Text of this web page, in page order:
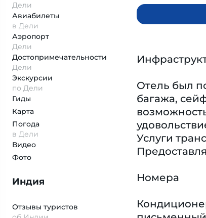
Дели
Авиабилеты
в Дели
Аэропорт
Дели
Достопримеча­тельности
Дели
Экскурсии
по Дели
Гиды
Карта
Погода
в Дели
Видео
Фото
Индия
Отзывы туристов
Отель был
багажа,
Услуги
Номера